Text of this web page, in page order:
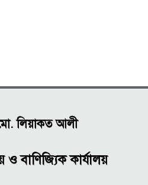
লিয়াকত আলী
ও বাণিজ্যিক কার্যালয়